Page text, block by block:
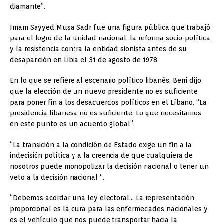
diamante”.
Imam Sayyed Musa Sadr fue una figura pública que trabajó
para el logro de la unidad nacional, la reforma socio-política
y la resistencia contra la entidad sionista antes de su
desaparición en Libia el 31 de agosto de 1978
En lo que se refiere al escenario político libanés, Berri dijo
que la elección de un nuevo presidente no es suficiente
para poner fin a los desacuerdos políticos en el Líbano. “La
presidencia libanesa no es suficiente. Lo que necesitamos
en este punto es un acuerdo global”.
“La transición a la condición de Estado exige un fin a la
indecisión política y a la creencia de que cualquiera de
nosotros puede monopolizar la decisión nacional o tener un
veto a la decisión nacional “.
“Debemos acordar una ley electoral… La representación
proporcional es la cura para las enfermedades nacionales y
es el vehículo que nos puede transportar hacia la